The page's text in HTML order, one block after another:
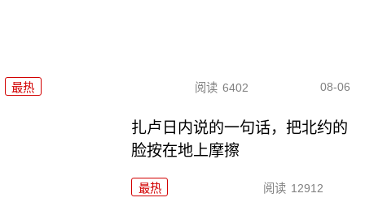
最热 阅读 6402 08-06
扎卢日内说的一句话，把北约的
脸按在地上摩擦
最热 阅读 12912